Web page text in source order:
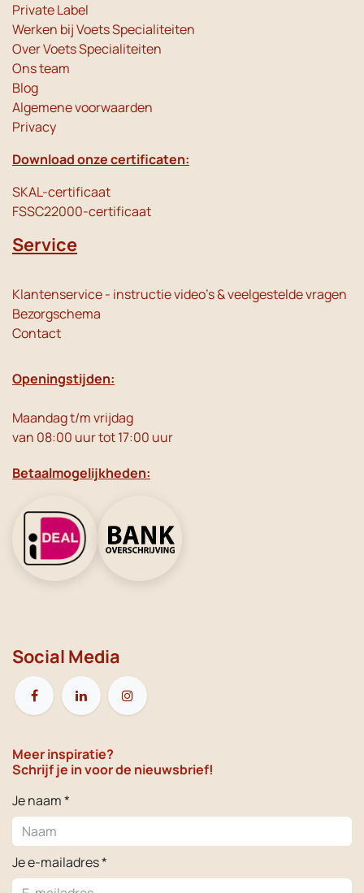
Private Label
Werken bij Voets Specialiteiten
Over Voets Specialiteiten
Ons team
Blog
Algemene voorwaarden
Privacy
Download onze certificaten:
SKAL-certificaat
FSSC22000-certificaat
Service
Klantenservice - instructie video's & veelgestelde vragen
Bezorgschema
Contact
Openingstijden:
Maandag t/m vrijdag
van 08:00 uur tot 17:00 uur
Betaalmogelijkheden:
Social Media
Meer inspiratie?
Schrijf je in voor de nieuwsbrief!
Je naam *
Je e-mailadres *